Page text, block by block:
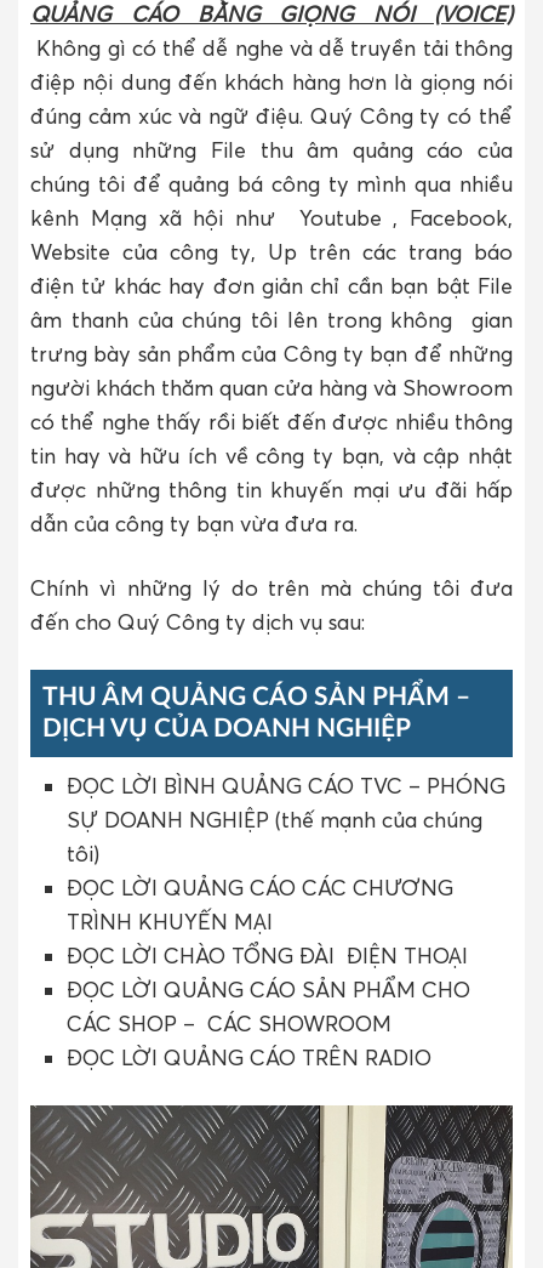
QUẢNG CÁO BẰNG GIỌNG NÓI (VOICE)
Không gì có thể dễ nghe và dễ truyền tải thông
điệp nội dung đến khách hàng hơn là giọng nói
đúng cảm xúc và ngữ điệu. Quý Công ty có thể
sử dụng những File thu âm quảng cáo của
chúng tôi để quảng bá công ty mình qua nhiều
kênh Mạng xã hội như Youtube , Facebook,
Website của công ty, Up trên các trang báo
điện tử khác hay đơn giản chỉ cần bạn bật File
âm thanh của chúng tôi lên trong không gian
trưng bày sản phẩm của Công ty bạn để những
người khách thăm quan cửa hàng và Showroom
có thể nghe thấy rồi biết đến được nhiều thông
tin hay và hữu ích về công ty bạn, và cập nhật
được những thông tin khuyến mại ưu đãi hấp
dẫn của công ty bạn vừa đưa ra.
Chính vì những lý do trên mà chúng tôi đưa
đến cho Quý Công ty dịch vụ sau:
THU ÂM QUẢNG CÁO SẢN PHẨM –
DỊCH VỤ CỦA DOANH NGHIỆP
ĐỌC LỜI BÌNH QUẢNG CÁO TVC – PHÓNG
SỰ DOANH NGHIỆP (thế mạnh của chúng
tôi)
ĐỌC LỜI QUẢNG CÁO CÁC CHƯƠNG
TRÌNH KHUYẾN MẠI
ĐỌC LỜI CHÀO TỔNG ĐÀI ĐIỆN THOẠI
ĐỌC LỜI QUẢNG CÁO SẢN PHẨM CHO
CÁC SHOP – CÁC SHOWROOM
ĐỌC LỜI QUẢNG CÁO TRÊN RADIO